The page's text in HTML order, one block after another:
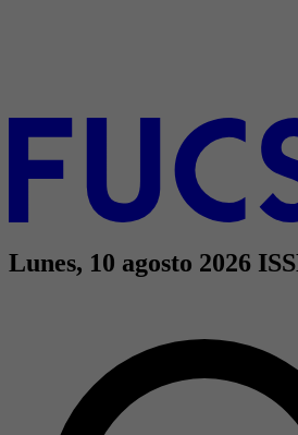
Lunes, 10 agosto 2026